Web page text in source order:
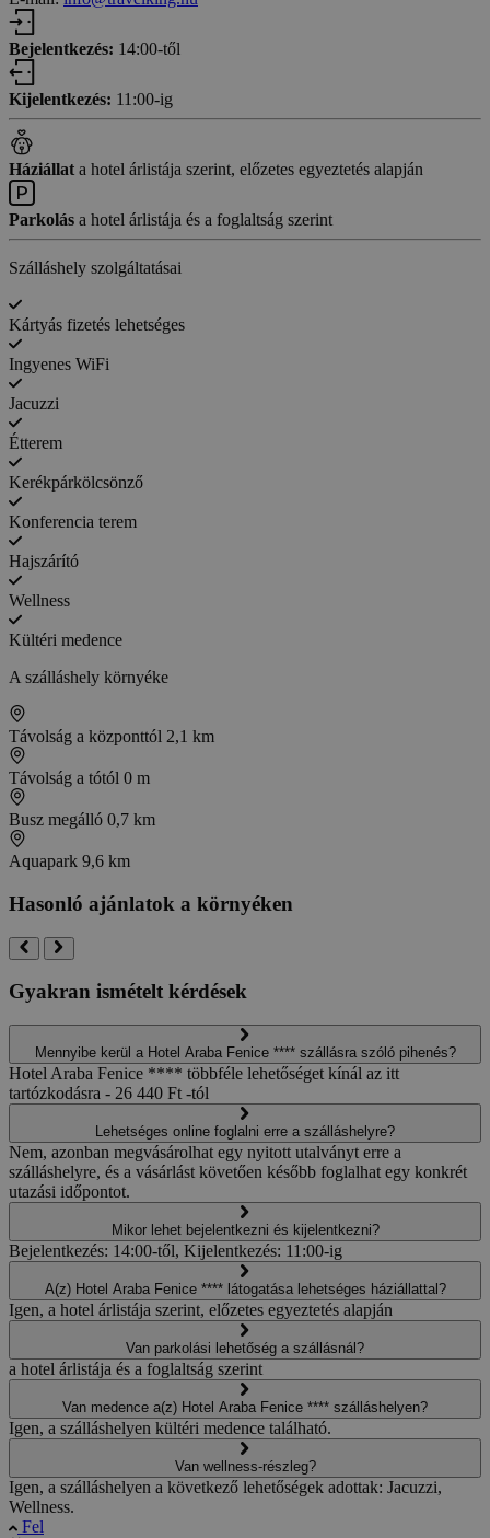
Bejelentkezés: 14:00-től
Kijelentkezés: 11:00-ig
Háziállat a hotel árlistája szerint, előzetes egyeztetés alapján
Parkolás a hotel árlistája és a foglaltság szerint
Szálláshely szolgáltatásai
Kártyás fizetés lehetséges
Ingyenes WiFi
Jacuzzi
Étterem
Kerékpárkölcsönző
Konferencia terem
Hajszárító
Wellness
Kültéri medence
A szálláshely környéke
Távolság a központtól 2,1 km
Távolság a tótól 0 m
Busz megálló 0,7 km
Aquapark 9,6 km
Hasonló ajánlatok a környéken
Gyakran ismételt kérdések
Mennyibe kerül a Hotel Araba Fenice **** szállásra szóló pihenés?
Hotel Araba Fenice **** többféle lehetőséget kínál az itt
tartózkodásra - 26 440 Ft -tól
Lehetséges online foglalni erre a szálláshelyre?
Nem, azonban megvásárolhat egy nyitott utalványt erre a
szálláshelyre, és a vásárlást követően később foglalhat egy konkrét
utazási időpontot.
Mikor lehet bejelentkezni és kijelentkezni?
Bejelentkezés: 14:00-től, Kijelentkezés: 11:00-ig
A(z) Hotel Araba Fenice **** látogatása lehetséges háziállattal?
Igen, a hotel árlistája szerint, előzetes egyeztetés alapján
Van parkolási lehetőség a szállásnál?
a hotel árlistája és a foglaltság szerint
Van medence a(z) Hotel Araba Fenice **** szálláshelyen?
Igen, a szálláshelyen kültéri medence található.
Van wellness-részleg?
Igen, a szálláshelyen a következő lehetőségek adottak: Jacuzzi,
Wellness.
Fel